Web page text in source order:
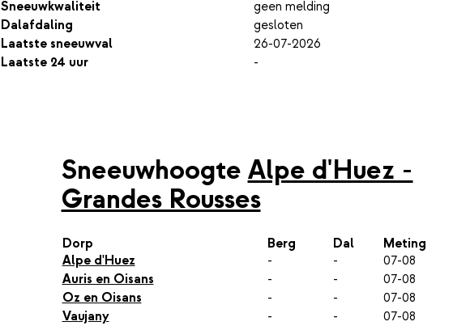
Sneeuwkwaliteit
geen melding
Dalafdaling
gesloten
Laatste sneeuwval
26-07-2026
Laatste 24 uur
-
Sneeuwhoogte Alpe d'Huez -
Grandes Rousses
Dorp Berg Dal
Meting
Alpe d'Huez
- -
07-08
Auris en Oisans
- -
07-08
Oz en Oisans
- -
07-08
Vaujany
- - 07-08